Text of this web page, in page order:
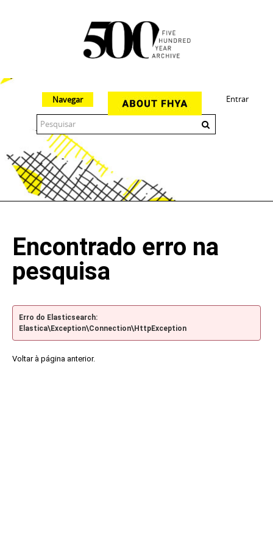
Entrar
Navegar
Encontrado erro na
pesquisa
Erro do Elasticsearch:
Elastica\Exception\Connection\HttpException
Voltar à página anterior.